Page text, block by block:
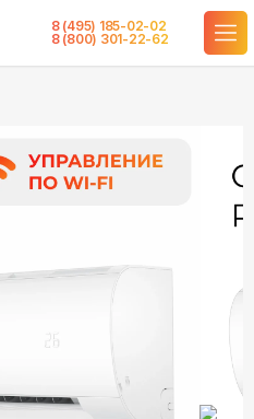
8 (495) 185-02-02
8 (800) 301-22-62